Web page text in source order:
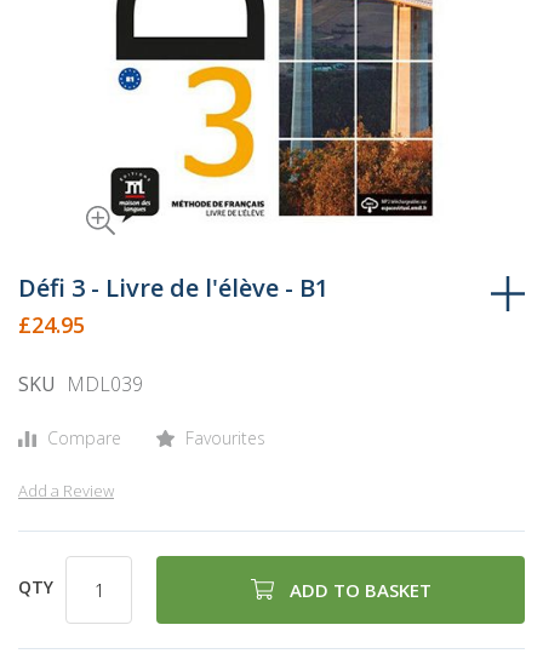
to
beginning
the
gallery
Défi 3 - Livre de l'élève - B1
£24.95
SKU MDL039
Compare Favourites
Add a Review
QTY ADD TO BASKET